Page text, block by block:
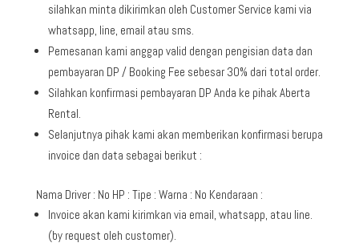
silahkan minta dikirimkan oleh Customer Service kami via
whatsapp, line, email atau sms.
Pemesanan kami anggap valid dengan pengisian data dan
pembayaran DP / Booking Fee sebesar 30% dari total order.
Silahkan konfirmasi pembayaran DP Anda ke pihak Aberta
Rental.
Selanjutnya pihak kami akan memberikan konfirmasi berupa
invoice dan data sebagai berikut :
Nama Driver : No HP : Tipe : Warna : No Kendaraan :
Invoice akan kami kirimkan via email, whatsapp, atau line.
(by request oleh customer).